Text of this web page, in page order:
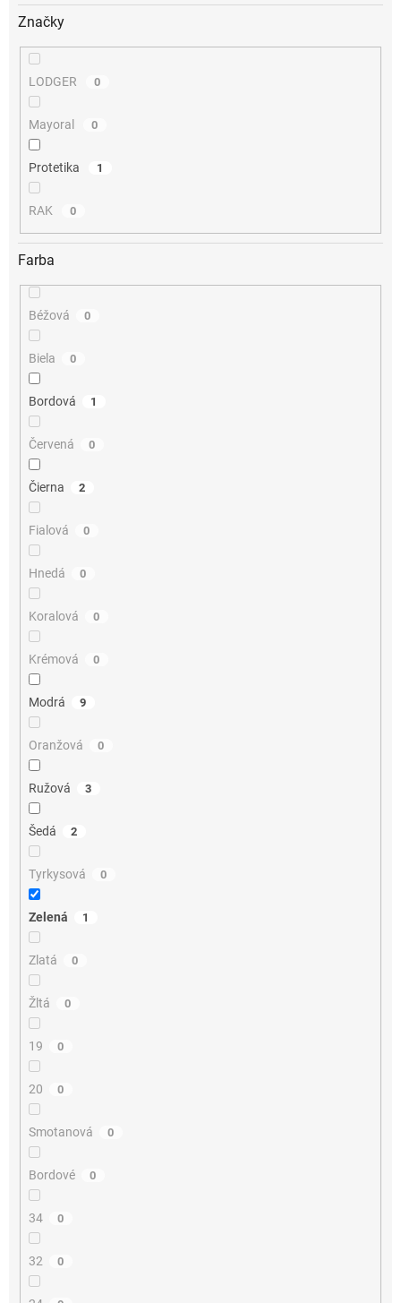
Značky
LODGER 0
Mayoral 0
Protetika 1
RAK 0
Farba
Béžová 0
Biela 0
Bordová 1
Červená 0
Čierna 2
Fialová 0
Hnedá 0
Koralová 0
Krémová 0
Modrá 9
Oranžová 0
Ružová 3
Šedá 2
Tyrkysová 0
Zelená 1
Zlatá 0
Žltá 0
19 0
20 0
Smotanová 0
Bordové 0
34 0
32 0